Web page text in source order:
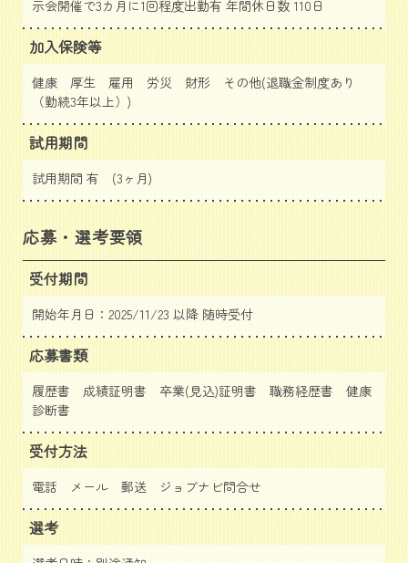
示会開催で3カ月に1回程度出勤有 年間休日数 110日
加入保険等
健康 厚生 雇用 労災 財形 その他(退職金制度あり
（勤続3年以上）)
試用期間
試用期間 有 (3ヶ月)
応募・選考要領
受付期間
開始年月日：2025/11/23 以降 随時受付
応募書類
履歴書 成績証明書 卒業(見込)証明書 職務経歴書 健康
診断書
受付方法
電話 メール 郵送 ジョブナビ問合せ
選考